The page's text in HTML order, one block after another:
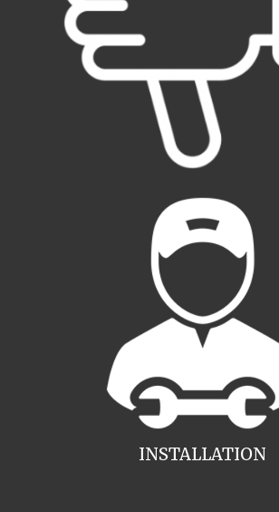
INSTALLATION